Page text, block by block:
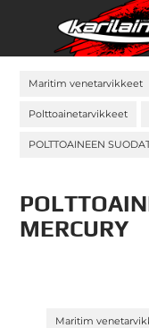
Maritim venetarvikkeet
Polttoainetarvikkeet
POLTTOAINEEN
MERCURY
Maritim